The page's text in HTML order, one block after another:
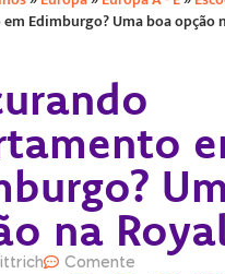
Edimburgo? Uma boa opção
na
Comente